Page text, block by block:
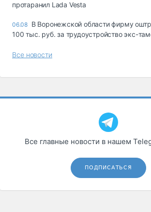
протаранил Lada Vesta
06.08 В Воронежской области фирму
100 тыс. руб. за трудоустройство экс-
Все новости
Все главные новости в нашем
ПОДПИСАТЬСЯ